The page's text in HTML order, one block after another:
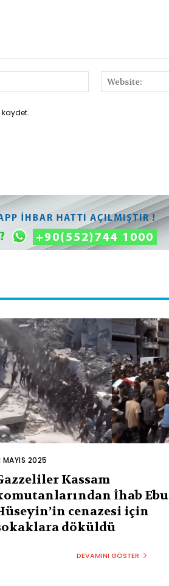
Posta:*
kaydet.
MAYIS 2025
Kassam
İhab Ebu
cenazesi için
döküldü
DEVAMINI GÖSTER